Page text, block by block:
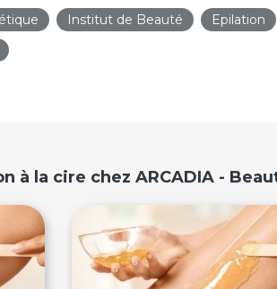
Institut de Beauté
Epilation
à la cire chez ARCADIA -